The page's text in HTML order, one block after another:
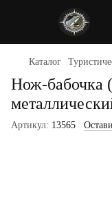
Каталог
Нож-бабочка
Артикул: 13565